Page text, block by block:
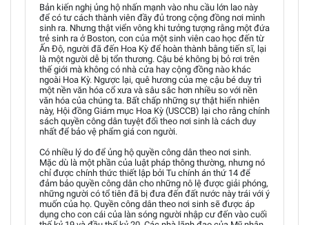
Bản kiến nghị ủng hộ nhấn mạnh vào nhu cầu lớn lao này
để có tư cách thành viên đầy đủ trong cộng đồng nơi mình
sinh ra. Nhưng thật viển vông khi tưởng tượng rằng một đứa
trẻ sinh ra ở Boston, con của một sinh viên cao học đến từ
Ấn Độ, người đã đến Hoa Kỳ để hoàn thành bằng tiến sĩ, lại
là một người dễ bị tổn thương. Cậu bé không bị bỏ rơi trên
thế giới mà không có nhà cửa hay cộng đồng nào khác
ngoài Hoa Kỳ. Ngược lại, quê hương của mẹ cậu bé duy trì
một nền văn hóa cổ xưa và sâu sắc hơn nhiều so với nền
văn hóa của chúng ta. Bất chấp những sự thật hiển nhiên
này, Hội đồng Giám mục Hoa Kỳ (USCCB) lại cho rằng chính
sách quyền công dân tuyệt đối theo nơi sinh là cách duy
nhất để bảo vệ phẩm giá con người.
Có nhiều lý do để ủng hộ quyền công dân theo nơi sinh.
Mặc dù là một phần của luật pháp thông thường, nhưng nó
chỉ được chính thức thiết lập bởi Tu chính án thứ 14 để
đảm bảo quyền công dân cho những nô lệ được giải phóng,
những người có tổ tiên đã bị đưa đến đất nước này trái với ý
muốn của họ. Quyền công dân theo nơi sinh sẽ được áp
dụng cho con cái của làn sóng người nhập cư đến vào cuối